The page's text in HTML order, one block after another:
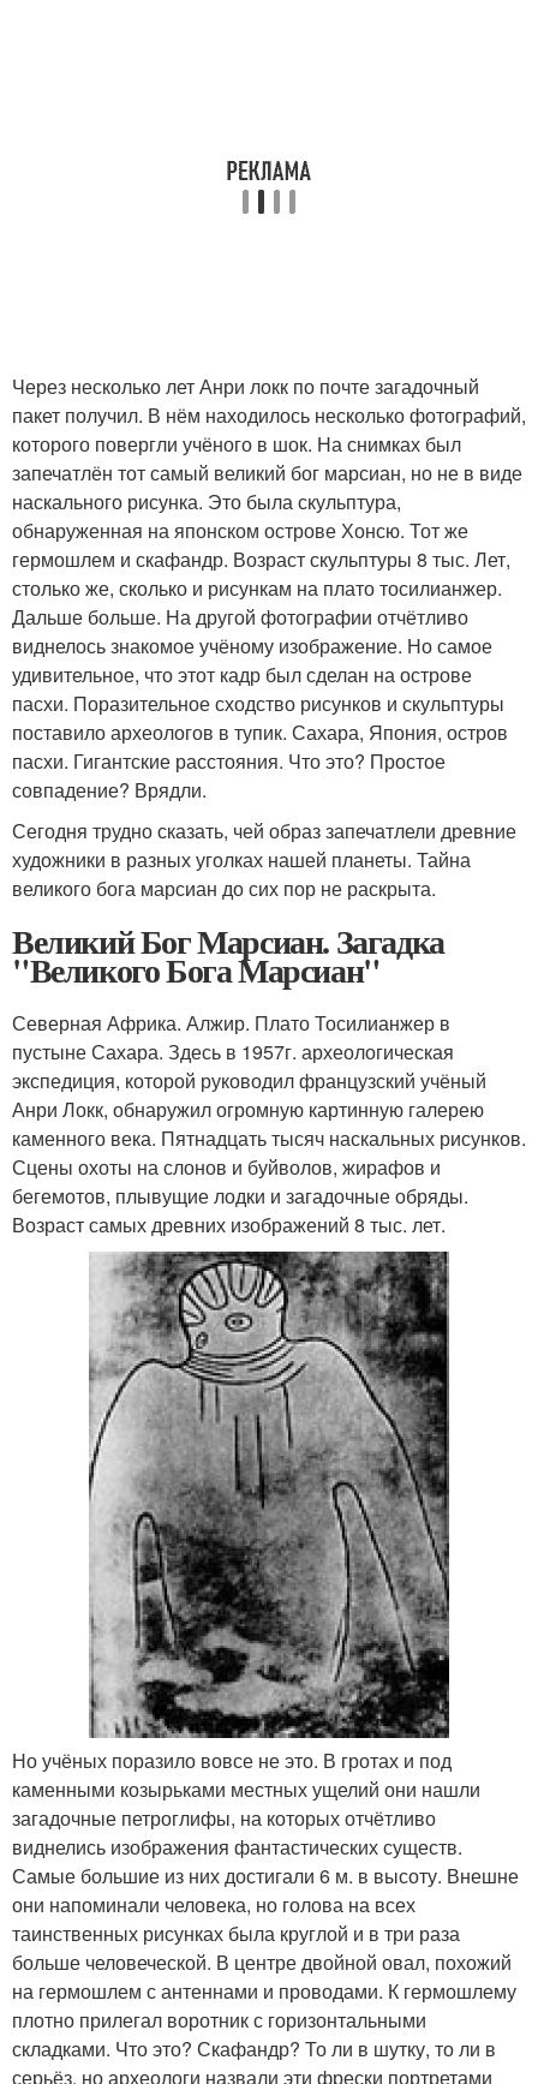
Через несколько лет Анри локк по почте загадочный
пакет получил. В нём находилось несколько фотографий,
которого повергли учёного в шок. На снимках был
запечатлён тот самый великий бог марсиан, но не в виде
наскального рисунка. Это была скульптура,
обнаруженная на японском острове Хонсю. Тот же
гермошлем и скафандр. Возраст скульптуры 8 тыс. Лет,
столько же, сколько и рисункам на плато тосилианжер.
Дальше больше. На другой фотографии отчётливо
виднелось знакомое учёному изображение. Но самое
удивительное, что этот кадр был сделан на острове
пасхи. Поразительное сходство рисунков и скульптуры
поставило археологов в тупик. Сахара, Япония, остров
пасхи. Гигантские расстояния. Что это? Простое
совпадение? Врядли.
Сегодня трудно сказать, чей образ запечатлели древние
художники в разных уголках нашей планеты. Тайна
великого бога марсиан до сих пор не раскрыта.
Великий Бог Марсиан. Загадка
"Великого Бога Марсиан"
Северная Африка. Алжир. Плато Тосилианжер в
пустыне Сахара. Здесь в 1957г. археологическая
экспедиция, которой руководил французский учёный
Анри Локк, обнаружил огромную картинную галерею
каменного века. Пятнадцать тысяч наскальных рисунков.
Сцены охоты на слонов и буйволов, жирафов и
бегемотов, плывущие лодки и загадочные обряды.
Возраст самых древних изображений 8 тыс. лет.
Но учёных поразило вовсе не это. В гротах и под
каменными козырьками местных ущелий они нашли
загадочные петроглифы, на которых отчётливо
виднелись изображения фантастических существ.
Самые большие из них достигали 6 м. в высоту. Внешне
они напоминали человека, но голова на всех
таинственных рисунках была круглой и в три раза
больше человеческой. В центре двойной овал, похожий
на гермошлем с антеннами и проводами. К гермошлему
плотно прилегал воротник с горизонтальными
складками. Что это? Скафандр? То ли в шутку, то ли в
серьёз, но археологи назвали эти фрески портретами